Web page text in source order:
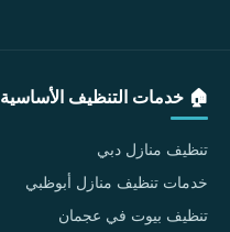
🏠 خدمات التنظيف الأساسية
تنظيف منازل دبي
خدمات تنظيف منازل أبوظبي
تنظيف بيوت في عجمان